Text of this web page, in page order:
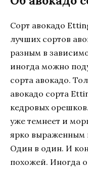
Сорт авокадо
лучших сортов
разным в
иногда можно
сорта авокадо.
авокадо сорта
кедровых
уже темнеет и
ярко выраженным
Один в один. И
похожей. Иногда